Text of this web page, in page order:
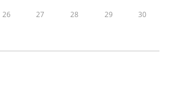
26 27 28 29 30